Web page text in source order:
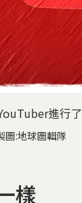
進行
:地球圖輯隊
樣